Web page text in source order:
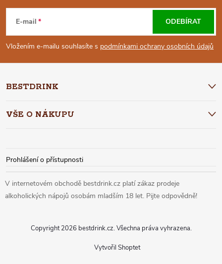
P
E-mail
Vložením e-mailu souhlasíte s podmínkami ochrany osobních údajů
ODEBÍRAT
BESTDRINK
VŠE O NÁKUPU
Prohlášení o přístupnosti
Vytvořil Shoptet
Copyright 2026 bestdrink.cz. Všechna práva vyhrazena.